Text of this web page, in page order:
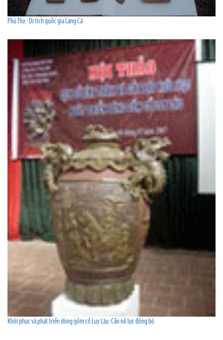
Phú Thọ : Di tích quốc gia Làng Cả
Khôi phục và phát triển dòng gốm cổ Luy Lâu: Cần nỗ lực đồng bộ